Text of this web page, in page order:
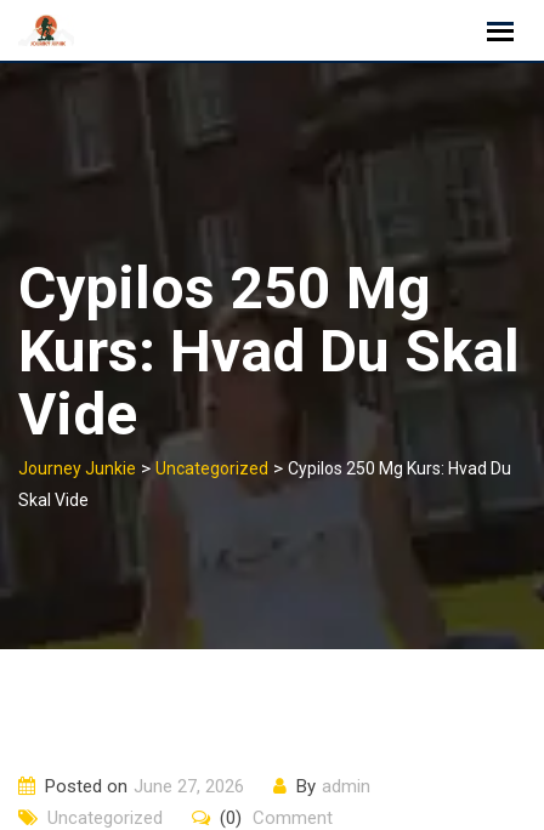
Cypilos 250 Mg
Kurs: Hvad Du Skal
Vide
Journey Junkie > Uncategorized > Cypilos 250 Mg Kurs: Hvad Du
Skal Vide
Posted on June 27, 2026 By admin
Uncategorized
(0) Comment